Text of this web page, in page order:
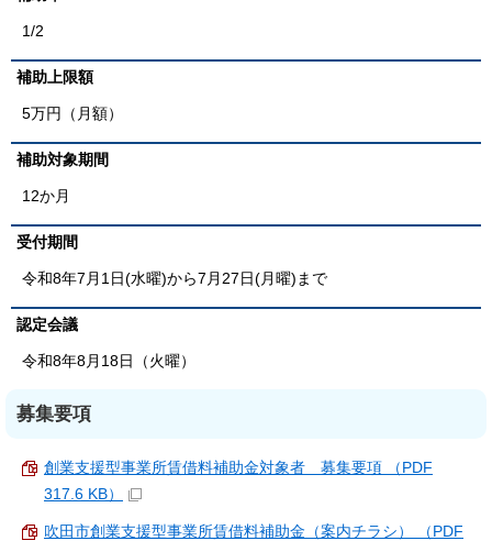
1/2
補助上限額
5万円（月額）
補助対象期間
12か月
受付期間
令和8年7月1日(水曜)から7月27日(月曜)まで
認定会議
令和8年8月18日（火曜）
募集要項
創業支援型事業所賃借料補助金対象者 募集要項 （PDF
317.6 KB）
吹田市創業支援型事業所賃借料補助金（案内チラシ） （PDF